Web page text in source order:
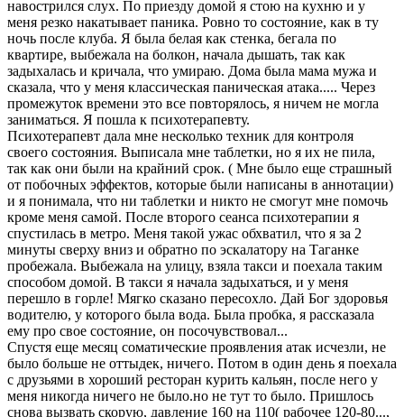
навострился слух. По приезду домой я стою на кухню и у
меня резко накатывает паника. Ровно то состояние, как в ту
ночь после клуба. Я была белая как стенка, бегала по
квартире, выбежала на болкон, начала дышать, так как
задыхалась и кричала, что умираю. Дома была мама мужа и
сказала, что у меня классическая паническая атака..... Через
промежуток времени это все повторялось, я ничем не могла
заниматься. Я пошла к психотерапевту.
Психотерапевт дала мне несколько техник для контроля
своего состояния. Выписала мне таблетки, но я их не пила,
так как они были на крайний срок. ( Мне было еще страшный
от побочных эффектов, которые были написаны в аннотации)
и я понимала, что ни таблетки и никто не смогут мне помочь
кроме меня самой. После второго сеанса психотерапии я
спустилась в метро. Меня такой ужас обхватил, что я за 2
минуты сверху вниз и обратно по эскалатору на Таганке
пробежала. Выбежала на улицу, взяла такси и поехала таким
способом домой. В такси я начала задыхаться, и у меня
перешло в горле! Мягко сказано пересохло. Дай Бог здоровья
водителю, у которого была вода. Была пробка, я рассказала
ему про свое состояние, он посочувствовал...
Спустя еще месяц соматические проявления атак исчезли, не
было больше не оттыдек, ничего. Потом в один день я поехала
с друзьями в хороший ресторан курить кальян, после него у
меня никогда ничего не было.но не тут то было. Пришлось
снова вызвать скорую, давление 160 на 110( рабочее 120-80...,